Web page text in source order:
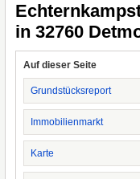
in 32760
Auf dieser Seite
Grundstücksreport
Immobilienmarkt
Karte